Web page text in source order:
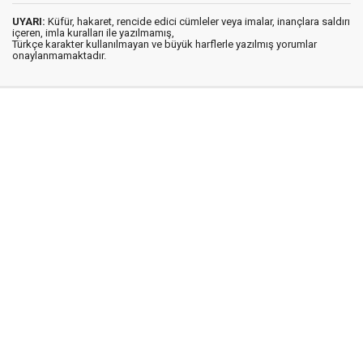
UYARI: Küfür, hakaret, rencide edici cümleler veya imalar, inançlara saldırı
içeren, imla kuralları ile yazılmamış,
Türkçe karakter kullanılmayan ve büyük harflerle yazılmış yorumlar
onaylanmamaktadır.